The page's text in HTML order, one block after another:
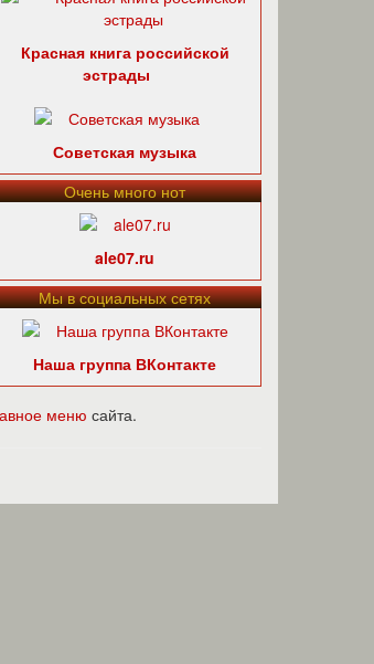
Красная книга российской
эстрады
Советская музыка
Очень много нот
ale07.ru
Мы в социальных сетях
Наша группа ВКонтакте
меню сайта.